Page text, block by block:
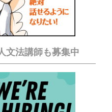
法講師も募集中